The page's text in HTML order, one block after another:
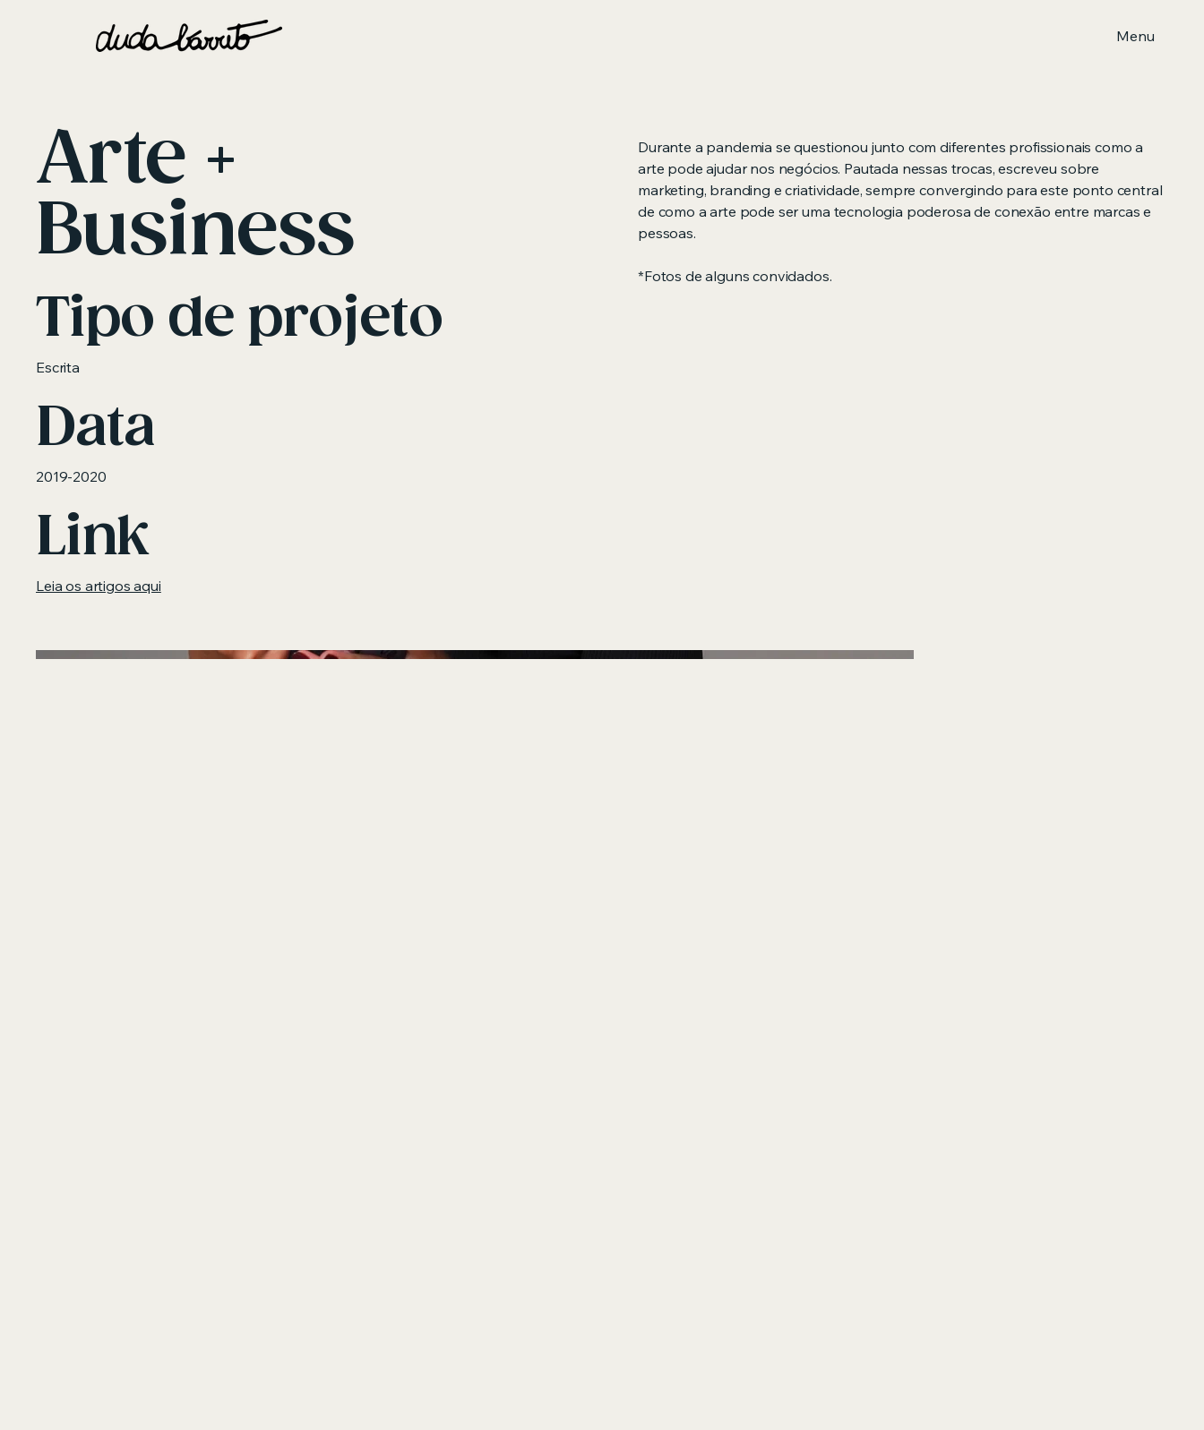
Menu
Arte +
Business
Tipo de projeto
Escrita
Data
2019-2020
Link
Leia os artigos aqui
Durante a pandemia se questionou junto com diferentes profissionais como a
arte pode ajudar nos negócios. Pautada nessas trocas, escreveu sobre
marketing, branding e criatividade, sempre convergindo para este ponto central
de como a arte pode ser uma tecnologia poderosa de conexão entre marcas e
pessoas.
*Fotos de alguns convidados.